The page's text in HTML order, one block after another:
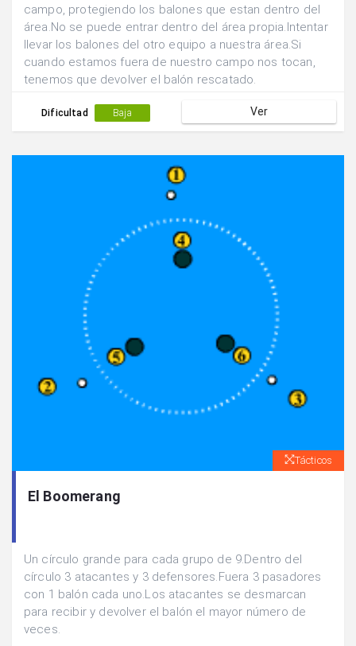
campo, protegiendo los balones que estan dentro del
área.No se puede entrar dentro del área propia.Intentar
llevar los balones del otro equipo a nuestra área.Si
cuando estamos fuera de nuestro campo nos tocan,
tenemos que devolver el balón rescatado.
Dificultad Baja Ver
Tácticos
El Boomerang
Un círculo grande para cada grupo de 9.Dentro del
círculo 3 atacantes y 3 defensores.Fuera 3 pasadores
con 1 balón cada uno.Los atacantes se desmarcan
para recibir y devolver el balón el mayor número de
veces.